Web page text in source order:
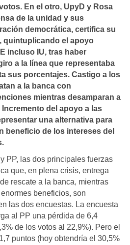
En el otro, UpyD y Rosa
de la unidad y sus
democrática, certifica su
quintuplicando el apoyo
incluso IU, tras haber
a la lí­nea que representaba
sus porcentajes. Castigo a los
a la banca con
mientras desamparan a
del apoyo a las
una alternativa para
beneficio de los intereses del
PP, las dos principales fuerzas
que, en plena crisis, entrega
rescate a la banca, mientras
beneficios, son
las dos encuestas. La encuesta
al PP una pérdida de 6,4
de los votos al 22,9%). Pero el
puntos (hoy obtendría el 30,5%